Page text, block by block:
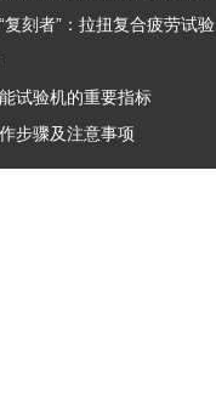
复刻者”：拉扭复合疲劳试验
试验机的重要指标
步骤及注意事项